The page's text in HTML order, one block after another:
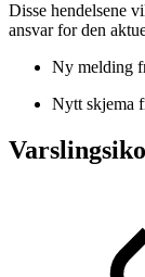
Disse hendelsene
ansvar for den
Ny melding
Nytt skjema